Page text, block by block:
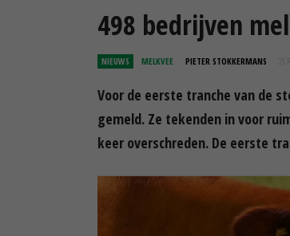
498 bedrijven
NIEUWS MELKVEE PIETER STOKKERMANS
Voor de eerste tranche van de
gemeld. Ze tekenden in voor
keer overschreden. De eerste